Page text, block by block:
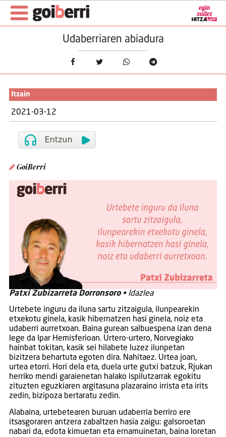
Udaberriaren abiadura
Itzain
2021-03-12
GoiBerri
Patxi Zubizarreta Dorronsoro• Idazlea
Urtebete inguru da iluna sartu zitzaigula, ilunpearekin
etxekotu ginela, kasik hibernatzen hasi ginela, noiz eta
udaberri aurretxoan. Baina gurean salbuespena izan dena
lege da Ipar Hemisferioan. Urtero-urtero, Norvegiako
hainbat tokitan, kasik sei hilabete luzez ilunpetan
bizitzera behartuta egoten dira. Nahitaez. Urtea joan,
urtea etorri. Hori dela eta, duela urte gutxi batzuk, Rjukan
herriko mendi garaienetan halako ispilutzarrak egokitu
zituzten eguzkiaren argitasuna plazaraino irrista eta irits
zedin, bizipoza bertaratu zedin.
Alabaina, urtebetearen buruan udaberria berriro ere
itsasgoraren antzera zabaltzen hasia zaigu: galsoroetan
nabari da, edota kimuetan eta ernamuinetan, baina loretan